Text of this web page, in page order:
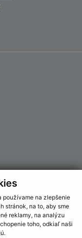
používame na zlepšenie
stránok, na to, aby sme
reklamy, na analýzu
toho, odkiaľ naši